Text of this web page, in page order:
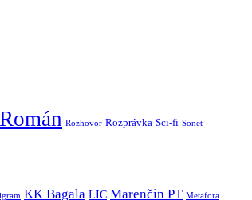
Román Rozhovor Rozprávka Sci-fi Sonet
KK Bagala LIC Marenčin PT Metafora